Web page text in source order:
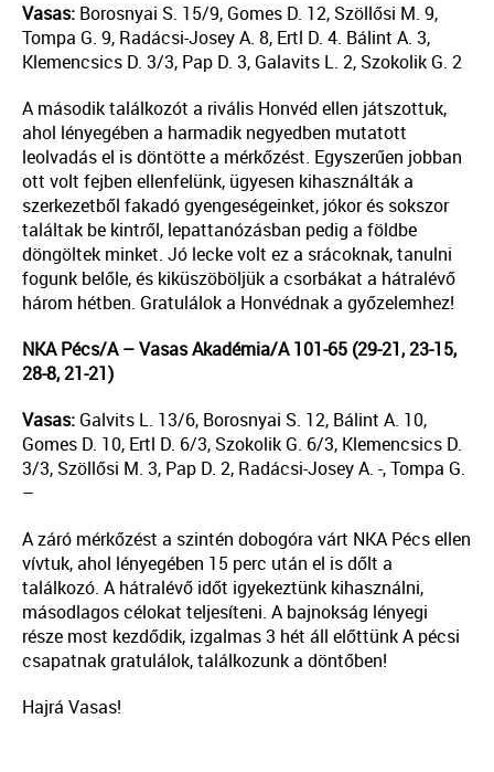
Vasas: Borosnyai S. 15/9, Gomes D. 12, Szöllősi M. 9,
Tompa G. 9, Radácsi-Josey A. 8, Ertl D. 4. Bálint A. 3,
Klemencsics D. 3/3, Pap D. 3, Galavits L. 2, Szokolik G. 2
A második találkozót a rivális Honvéd ellen játszottuk,
ahol lényegében a harmadik negyedben mutatott
leolvadás el is döntötte a mérkőzést. Egyszerűen jobban
ott volt fejben ellenfelünk, ügyesen kihasználták a
szerkezetből fakadó gyengeségeinket, jókor és sokszor
találtak be kintről, lepattanózásban pedig a földbe
döngöltek minket. Jó lecke volt ez a srácoknak, tanulni
fogunk belőle, és kiküszöböljük a csorbákat a hátralévő
három hétben. Gratulálok a Honvédnak a győzelemhez!
NKA Pécs/A – Vasas Akadémia/A 101-65 (29-21, 23-15,
28-8, 21-21)
Vasas: Galvits L. 13/6, Borosnyai S. 12, Bálint A. 10,
Gomes D. 10, Ertl D. 6/3, Szokolik G. 6/3, Klemencsics D.
3/3, Szöllősi M. 3, Pap D. 2, Radácsi-Josey A. -, Tompa G.
–
A záró mérkőzést a szintén dobogóra várt NKA Pécs ellen
vívtuk, ahol lényegében 15 perc után el is dőlt a
találkozó. A hátralévő időt igyekeztünk kihasználni,
másodlagos célokat teljesíteni. A bajnokság lényegi
része most kezdődik, izgalmas 3 hét áll előttünk A pécsi
csapatnak gratulálok, találkozunk a döntőben!
Hajrá Vasas!